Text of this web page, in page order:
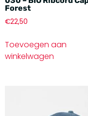
Forest
€22,50
Toevoegen aan
winkelwagen